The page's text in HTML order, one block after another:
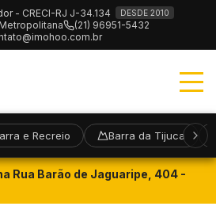
- CRECI-RJ J-34.134 DESDE 2010
(21) 96951-5432
e Recreio Barra da Tijuca
Rua Barão de Jaguaripe, 404 -